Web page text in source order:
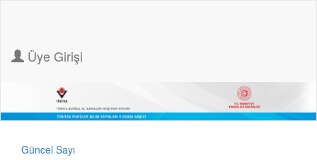
Üye Girişi
Güncel Sayı